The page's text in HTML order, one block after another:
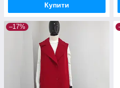
Купити
–17%